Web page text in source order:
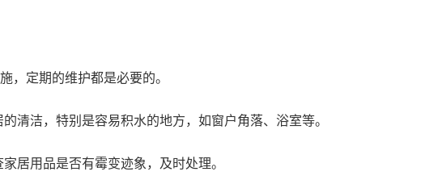
，定期的维护都是必要的。
的清洁，特别是容易积水的地方，如窗户角落、浴室等。
家居用品是否有霉变迹象，及时处理。